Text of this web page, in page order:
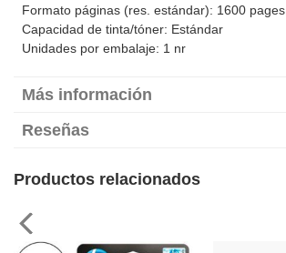
Formato páginas (res. estándar): 1600 pages
Capacidad de tinta/tóner: Estándar
Unidades por embalaje: 1 nr
Más información
Reseñas
Productos relacionados